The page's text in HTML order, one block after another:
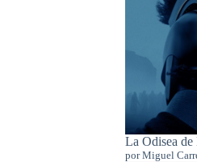
La Odisea de
por Miguel